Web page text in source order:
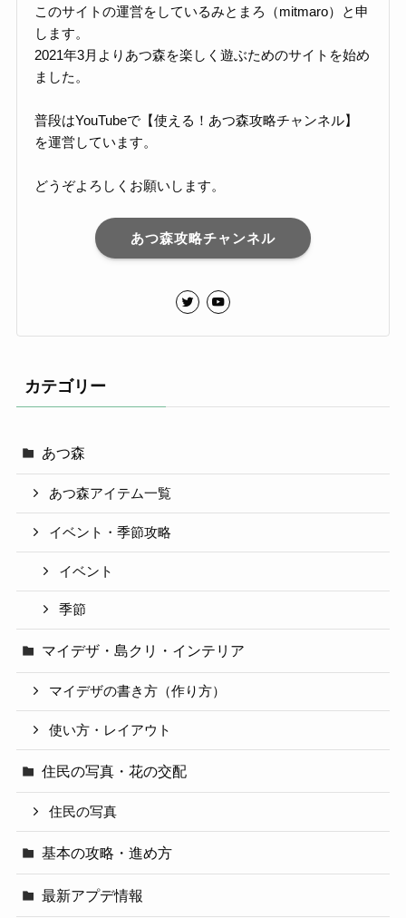
このサイトの運営をしているみとまろ（mitmaro）と申
します。
2021年3月よりあつ森を楽しく遊ぶためのサイトを始め
ました。
普段はYouTubeで【使える！あつ森攻略チャンネル】
を運営しています。
どうぞよろしくお願いします。
あつ森攻略チャンネル
カテゴリー
あつ森
あつ森アイテム一覧
イベント・季節攻略
イベント
季節
マイデザ・島クリ・インテリア
マイデザの書き方（作り方）
使い方・レイアウト
住民の写真・花の交配
住民の写真
基本の攻略・進め方
最新アプデ情報